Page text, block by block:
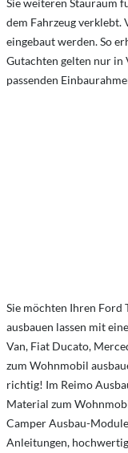
dem Fahrzeug verklebt.
eingebaut werden. So
Gutachten gelten nur in
passenden
Sie möchten Ihren Ford
ausbauen lassen mit
Van, Fiat Ducato,
zum Wohnmobil
richtig! Im Reimo
Material zum
Camper Ausbau-
Anleitungen,